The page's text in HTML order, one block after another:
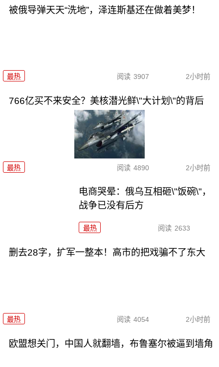
被俄导弹天天“洗地”，泽连斯基还在做着美梦！
最热 阅读 3907 2小时前
766亿买不来安全？美核潜光鲜\"大计划\"的背后
最热 阅读 4890 2小时前
电商哭晕：俄乌互相砸\"饭碗\"，
战争已没有后方
最热 阅读 2633
删去28字，扩军一整本！高市的把戏骗不了东大
最热 阅读 4054 2小时前
欧盟想关门，中国人就翻墙，布鲁塞尔被逼到墙角